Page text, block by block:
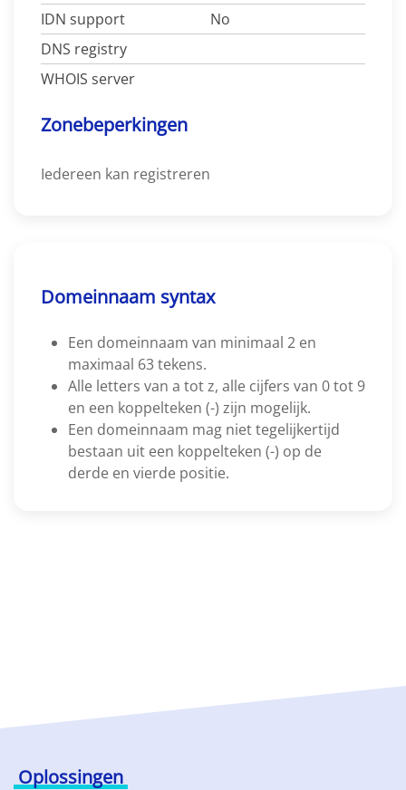
IDN support
No
DNS registry
WHOIS server
Zonebeperkingen
Iedereen kan registreren
Domeinnaam syntax
Een domeinnaam van minimaal 2 en
maximaal 63 tekens.
Alle letters van a tot z, alle cijfers van 0 tot 9
en een koppelteken (-) zijn mogelijk.
Een domeinnaam mag niet tegelijkertijd
bestaan uit een koppelteken (-) op de
derde en vierde positie.
Oplossingen